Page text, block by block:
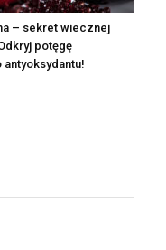
– sekret wiecznej
potęgę
antyoksydantu!